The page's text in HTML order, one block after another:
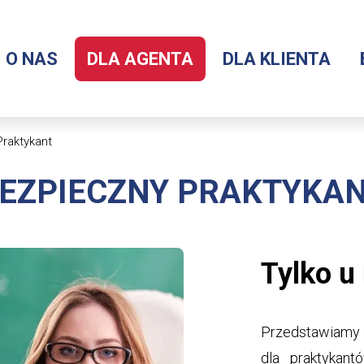
Menu
O NAS DLA AGENTA DLA KLIENTA
Tylko u
dla